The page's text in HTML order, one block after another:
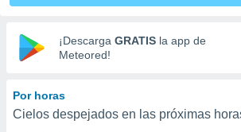
las
y
digital
basada
¡Descarga GRATIS la app de
Meteored!
Por horas
Cielos despejados en las próximas